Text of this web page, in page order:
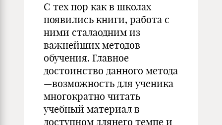
С тех пор как в школах
появились книги, работа с
ними сталаодним из
важнейших методов
обучения. Главное
достоинство данного метода
—возможность для ученика
многократно читать
учебный материал в
доступном длянего темпе и